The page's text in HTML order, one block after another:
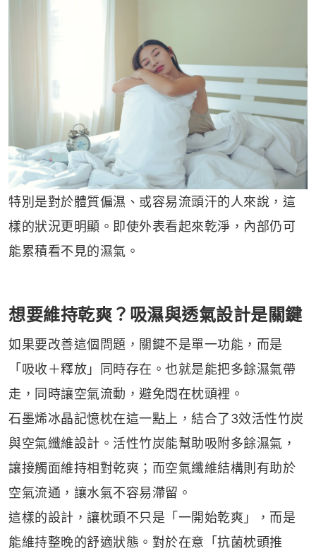
特別是對於體質偏濕、或容易流頭汗的人來說，這
樣的狀況更明顯。即使外表看起來乾淨，內部仍可
能累積看不見的濕氣。
想要維持乾爽？吸濕與透氣設計是關鍵
如果要改善這個問題，關鍵不是單一功能，而是
「吸收＋釋放」同時存在。也就是能把多餘濕氣帶
走，同時讓空氣流動，避免悶在枕頭裡。
石墨烯冰晶記憶枕在這一點上，結合了3效活性竹炭
與空氣纖維設計。活性竹炭能幫助吸附多餘濕氣，
讓接觸面維持相對乾爽；而空氣纖維結構則有助於
空氣流通，讓水氣不容易滯留。
這樣的設計，讓枕頭不只是「一開始乾爽」，而是
能維持整晚的舒適狀態。對於在意「抗菌枕頭推